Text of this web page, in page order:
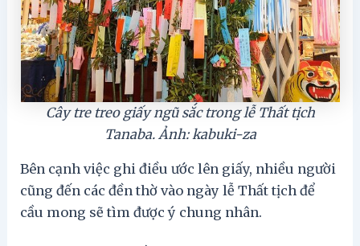
Cây tre treo giấy ngũ sắc trong lễ Thất tịch
Tanaba. Ảnh: kabuki-za
Bên cạnh việc ghi điều ước lên giấy, nhiều người
cũng đến các đền thờ vào ngày lễ Thất tịch để
cầu mong sẽ tìm được ý chung nhân.